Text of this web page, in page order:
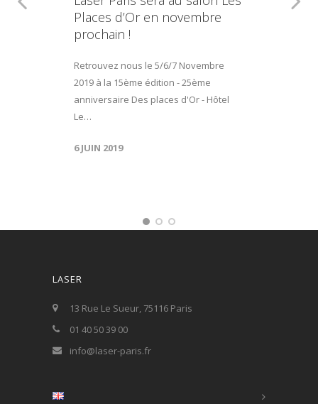
Places d’Or en novembre
prochain !
Retrouvez nous le 5/6/7 Novembre
2019 à la 15ème édition - 25ème
anniversaire Des places d'Or - Hôtel
Le…
6 JUIN 2019
LASER
13 Rue Le Sueur, 75116 Paris
01 40 50 39 00
info@laser-paris.fr